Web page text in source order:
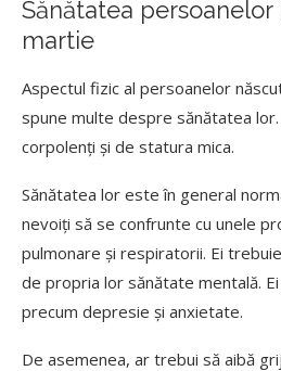
Sănătatea persoanelor
martie
Aspectul fizic al persoanelor
spune multe despre sănătatea
corpolenți și de statura mica.
Sănătatea lor este în general
nevoiți să se confrunte cu unele
pulmonare și respiratorii. Ei
de propria lor sănătate mentală.
precum depresie și anxietate.
De asemenea, ar trebui să aibă